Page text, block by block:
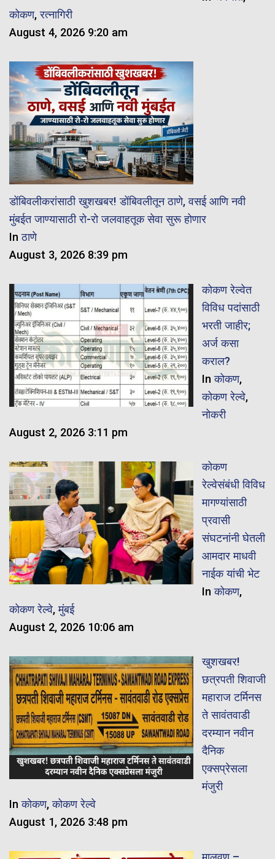
कोकण,रत्नागिरी
August 4, 2026 9:20 am
डोंबिवलीकरांसाठी खुशखबर! डोंबिवलीतून ठाणे, वसई आणि नवी
मुंबईत जाण्यासाठी रो-रो जलवाहतूक सेवा सुरू होणार
Inठाणे
August 3, 2026 8:39 pm
कोकण रेल्वेत
विविध पदांसाठी
भरती जाहीर;
अर्ज कसा
कराल?
Inकोकण,
कोकण रेल्वे,
नोकरी
August 2, 2026 3:11 pm
कोकण
रेल्वेसंबंधी विविध
मागण्यांसाठी
प्रवासी
संघटनांनी घेतली
आमदार माधवी
नाईक यांची भेट
Inकोकण,
कोकण रेल्वे,मुंबई
August 2, 2026 10:06 am
खुशखबर!
छत्रपती शिवाजी
महाराज टर्मिनस
ते सावंतवाडी
दरम्यान नवीन
दैनिक
एक्सप्रेसला
मंजुरी
Inकोकण,कोकण रेल्वे
August 1, 2026 3:48 pm